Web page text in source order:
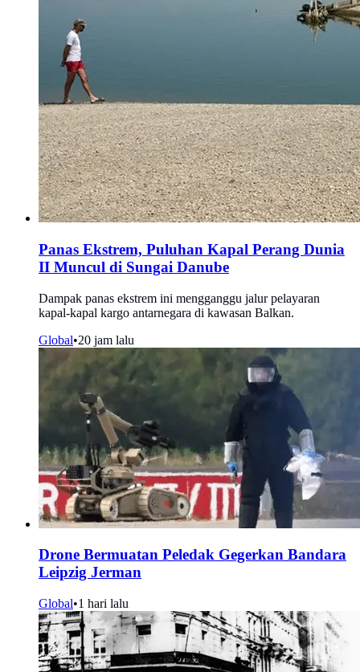
Panas Ekstrem, Puluhan Kapal Perang Dunia
II Muncul di Sungai Danube
Dampak panas ekstrem ini mengganggu jalur pelayaran
kapal-kapal kargo antarnegara di kawasan Balkan.
Global•20 jam lalu
Drone Bermuatan Peledak Gegerkan Bandara
Leipzig Jerman
Global•1 hari lalu